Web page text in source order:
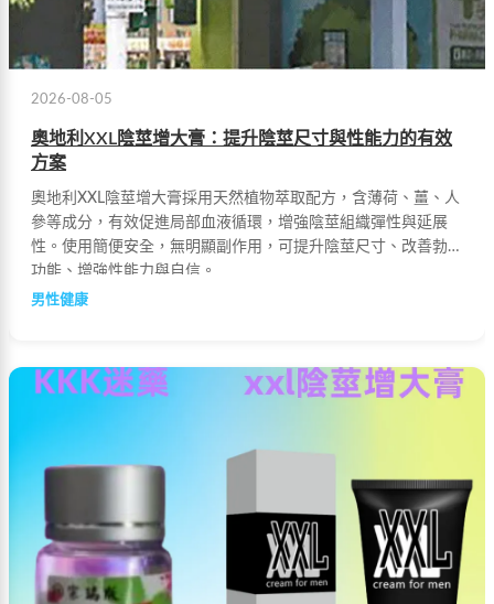
2026-08-05
奧地利XXL陰莖增大膏：提升陰莖尺寸與性能力的有效
方案
奧地利XXL陰莖增大膏採用天然植物萃取配方，含薄荷、薑、人
參等成分，有效促進局部血液循環，增強陰莖組織彈性與延展
性。使用簡便安全，無明顯副作用，可提升陰莖尺寸、改善勃起
功能、增強性能力與自信。
男性健康